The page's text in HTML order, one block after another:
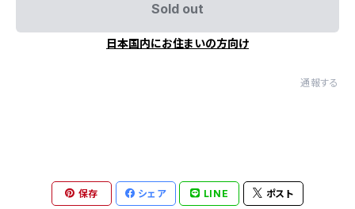
Sold out
日本国内にお住まいの方向け
通報する
保存 シェア LINE ポスト